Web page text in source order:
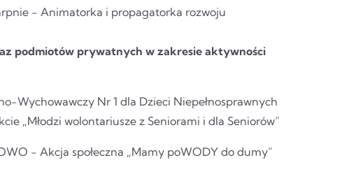
- Animatorka i propagatorka rozwoju
podmiotów prywatnych w zakresie aktywności
Wychowawczy Nr 1 dla Dzieci Niepełnosprawnych
„Młodzi wolontariusze z Seniorami i dla Seniorów”
- Akcja społeczna „Mamy poWODY do dumy”